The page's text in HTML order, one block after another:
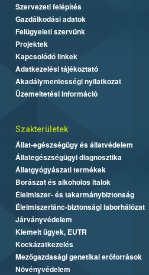
Szervezeti felépítés
Gazdálkodási adatok
Felügyeleti szervünk
Projektek
Kapcsolódó linkek
Adatkezelési tájékoztató
Akadálymentességi nyilatkozat
Üzemeltetési információ
Szakterületek
Állat-egészségügy és állatvédelem
Állategészségügyi diagnosztika
Állatgyógyászati termékek
Borászat és alkoholos italok
Élelmiszer- és takarmánybiztonság
Élelmiszerlánc-biztonsági laborhálózat
Járványvédelem
Kiemelt ügyek, EUTR
Kockázatkezelés
Mezőgazdasági genetikai erőforrások
Növényvédelem